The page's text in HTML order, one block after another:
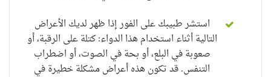
استشر طبيبك على الفور إذا ظهر لديك الأعراض
التالية أثناء استخدام هذا الدواء: كتلة على الرقبة، أو
صعوبة في البلع، أو بحة في الصوت، أو اضطراب
التنفس. قد تكون هذه أعراض مشكلة خطيرة في